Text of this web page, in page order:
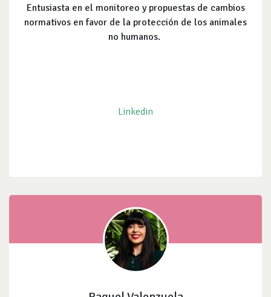
Entusiasta en el monitoreo y propuestas de cambios
normativos en favor de la protección de los animales
no humanos.
Linkedin